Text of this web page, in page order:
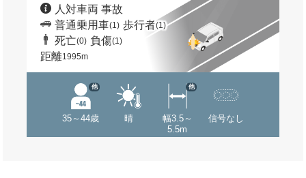
人対車両 事故
普通乗用車(1) 歩行者(1)
死亡(0) 負傷(1)
距離1995m
35～44歳
他
晴
幅3.5～
5.5m
他
信号なし